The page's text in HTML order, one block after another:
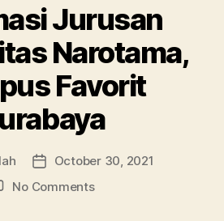
Jurusan
Narotama,
Favorit
Post
date
October 30, 2021
No Commentson